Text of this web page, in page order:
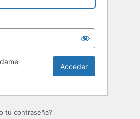
tu contraseña?